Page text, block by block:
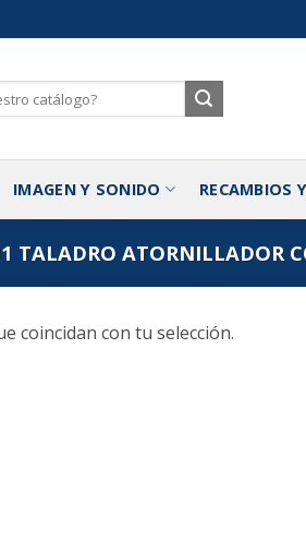
IMAGEN Y SONIDO RECAMBIOS
TALADRO ATORNILLADOR
coincidan con tu selección.